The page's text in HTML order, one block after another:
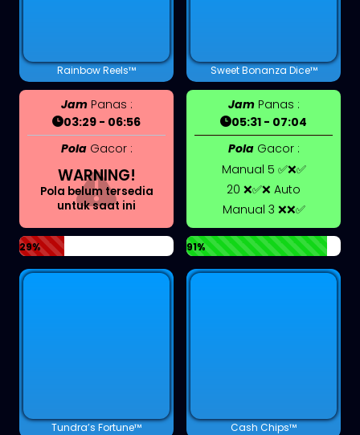
Rainbow Reels™
JamPanas :
03:29 - 06:56
PolaGacor :
WARNING!
Pola belum tersedia
untuk saat ini
29%
Sweet Bonanza Dice™
JamPanas :
05:31 - 07:04
PolaGacor :
Manual 5 ✅❌✅
20 ❌✅❌ Auto
Manual 3 ❌❌✅
91%
Tundra’s Fortune™ Cash Chips™